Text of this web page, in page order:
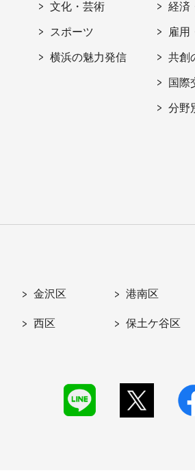
文化・芸術
スポーツ
横浜の魅力発信
経済
雇用
共創
国際
分野
金沢区 港南区
西区 保土ケ谷区